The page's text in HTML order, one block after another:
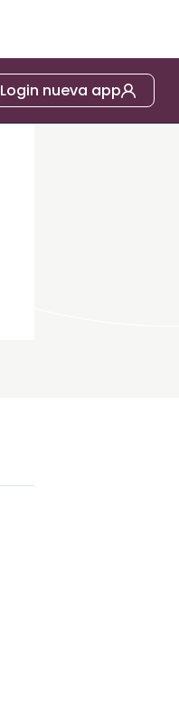
Login nueva app